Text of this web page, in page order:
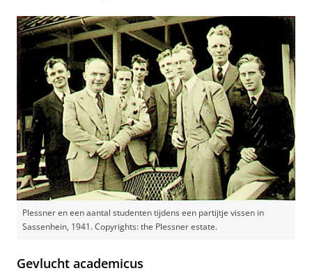
Plessner en een aantal studenten tijdens een partijtje vissen in
Sassenhein, 1941. Copyrights: the Plessner estate.
Gevlucht academicus